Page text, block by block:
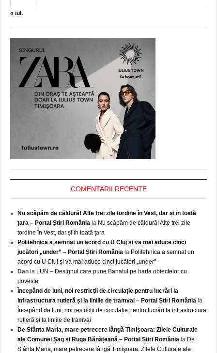
« iul.
COMENTARII RECENTE
Nu scăpăm de căldură! Alte trei zile tordine în Vest, dar și în toată
țara – Portal Știri România la Nu scăpăm de căldură! Alte trei zile
tordine în Vest, dar și în toată țara
Politehnica a semnat un acord cu U Cluj și va mai aduce cinci
jucători „under” – Portal Știri România la Politehnica a semnat un
acord cu U Cluj și va mai aduce cinci jucători „under”
Dan la LUN – Designul care pune Banatul pe harta obiectelor cu
poveste
Începând de luni, noi restricții de circulație pentru lucrări la
infrastructura rutieră și la liniile de tramvai – Portal Știri România la
Începând de luni, noi restricții de circulație pentru lucrări la infrastructura
rutieră și la liniile de tramvai
De Sfânta Maria, mare petrecere lângă Timişoara: Zilele Culturale
ale Comunei Șag și Ruga Bănățeană – Portal Știri România la De
Sfânta Maria, mare petrecere lângă Timişoara: Zilele Culturale ale